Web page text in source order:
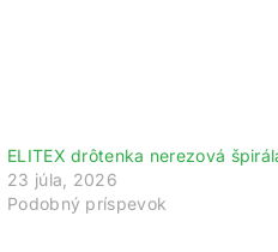
ELITEX drôtenka nerezová
23 júla, 2026
Podobný príspevok
účtu.